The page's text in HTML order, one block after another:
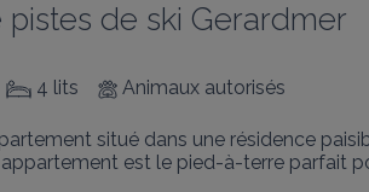
de ski Gerardmer
4 lits Animaux autorisés
situé dans une résidence
est le pied-à-terre parfait